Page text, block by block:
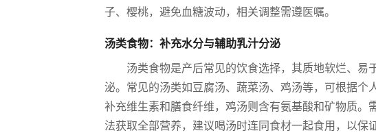
子、樱桃，避免血糖波动，相关调整需遵医嘱。
汤类食物：补充水分与辅助乳汁分泌
汤类食物是产后常见的饮食选择，其质地软烂、
泌。常见的汤类如豆腐汤、蔬菜汤、鸡汤等，可根据
补充维生素和膳食纤维，鸡汤则含有氨基酸和矿物质
法获取全部营养，建议喝汤时连同食材一起食用，以